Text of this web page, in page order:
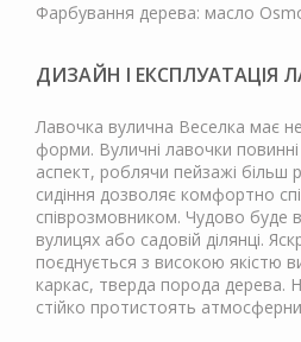
Фарбування дерева: масло
ДИЗАЙН І ЕКСПЛУАТАЦІЯ
Лавочка вулична Веселка має
форми. Вуличні лавочки
аспект, роблячи пейзажі більш
сидіння дозволяє комфортно
співрозмовником. Чудово буде
вулицях або садовій ділянці.
поєднується з високою якістю
каркас, тверда порода дерева.
стійко протистоять